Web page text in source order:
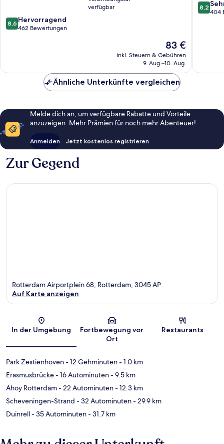
verfügbar
8.6
von
8,6 Hervorragend
462 Bewertungen
Der
Preis
beträgt
83 €
inkl. Steuern & Gebühren
9. Aug.–10. Aug.
8.2
von
8,2
404
Ähnliche Unterkünfte vergleichen
Melde dich an, um verfügbare Rabatte und Vorteile
anzuzeigen. Mehr Prämien für noch mehr Abenteuer!
Anmelden Jetzt kostenlos registrieren
Zur Gegend
Karte
Rotterdam Airportplein 68, Rotterdam, 3045 AP
Auf Karte anzeigen
In der Umgebung
Fortbewegung vor
Ort
Restaurants
Park Zestienhoven- 12 Gehminuten- 1.0 km
Erasmusbrücke- 16 Autominuten- 9.5 km
Ahoy Rotterdam- 22 Autominuten- 12.3 km
Scheveningen-Strand - 32 Autominuten- 29.9 km
Duinrell- 35 Autominuten- 31.7 km